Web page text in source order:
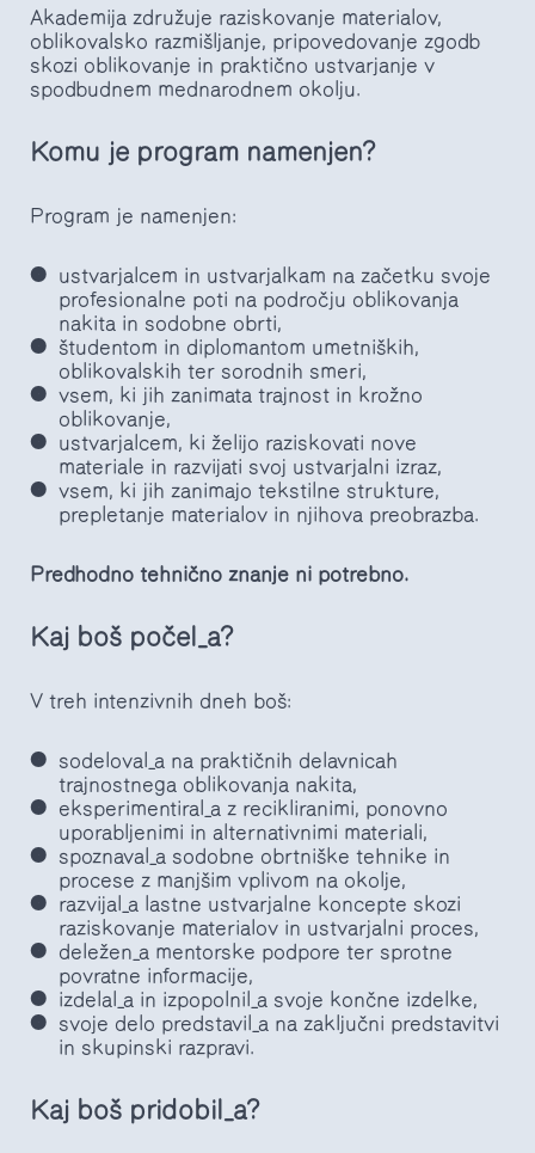
Akademija združuje raziskovanje materialov,
oblikovalsko razmišljanje, pripovedovanje zgodb
skozi oblikovanje in praktično ustvarjanje v
spodbudnem mednarodnem okolju.
Komu je program namenjen?
Program je namenjen:
ustvarjalcem in ustvarjalkam na začetku svoje
profesionalne poti na področju oblikovanja
nakita in sodobne obrti,
študentom in diplomantom umetniških,
oblikovalskih ter sorodnih smeri,
vsem, ki jih zanimata trajnost in krožno
oblikovanje,
ustvarjalcem, ki želijo raziskovati nove
materiale in razvijati svoj ustvarjalni izraz,
vsem, ki jih zanimajo tekstilne strukture,
prepletanje materialov in njihova preobrazba.
Predhodno tehnično znanje ni potrebno.
Kaj boš počel_a?
V treh intenzivnih dneh boš:
sodeloval_a na praktičnih delavnicah
trajnostnega oblikovanja nakita,
eksperimentiral_a z recikliranimi, ponovno
uporabljenimi in alternativnimi materiali,
spoznaval_a sodobne obrtniške tehnike in
procese z manjšim vplivom na okolje,
razvijal_a lastne ustvarjalne koncepte skozi
raziskovanje materialov in ustvarjalni proces,
deležen_a mentorske podpore ter sprotne
povratne informacije,
izdelal_a in izpopolnil_a svoje končne izdelke,
svoje delo predstavil_a na zaključni predstavitvi
in skupinski razpravi.
Kaj boš pridobil_a?